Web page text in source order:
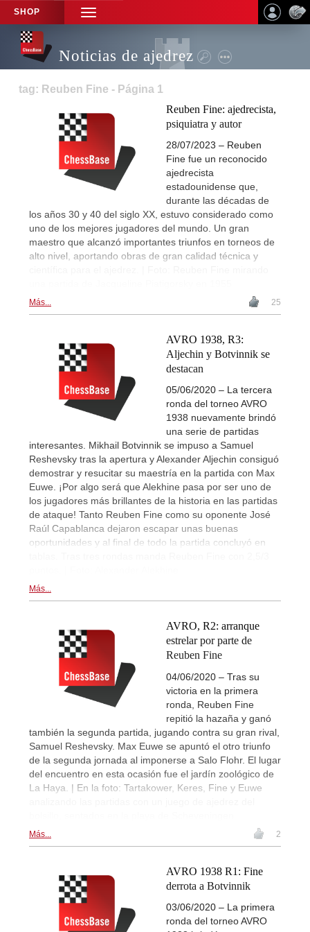
SHOP
TOGGLE
NAVIGATION
Noticias de ajedrez
tag: Reuben Fine - Página 1
Reuben Fine: ajedrecista,
psiquiatra y autor
28/07/2023 – Reuben
Fine fue un reconocido
ajedrecista
estadounidense que,
durante las décadas de
los años 30 y 40 del siglo XX, estuvo considerado como
uno de los mejores jugadores del mundo. Un gran
maestro que alcanzó importantes triunfos en torneos de
alto nivel, aportando obras de gran calidad técnica y
Más... 25
AVRO 1938, R3:
Aljechin y Botvinnik se
destacan
05/06/2020 – La tercera
ronda del torneo AVRO
1938 nuevamente brindó
una serie de partidas
interesantes. Mikhail Botvinnik se impuso a Samuel
Reshevsky tras la apertura y Alexander Aljechin consiguó
demostrar y resucitar su maestría en la partida con Max
Euwe. ¡Por algo será que Alekhine pasa por ser uno de
los jugadores más brillantes de la historia en las partidas
de ataque! Tanto Reuben Fine como su oponente José
Raúl Capablanca dejaron escapar unas buenas
oportunidades y al final de todo la partida concluyó en
Más...
AVRO, R2: arranque
estrelar por parte de
Reuben Fine
04/06/2020 – Tras su
victoria en la primera
ronda, Reuben Fine
repitió la hazaña y ganó
también la segunda partida, jugando contra su gran rival,
Samuel Reshevsky. Max Euwe se apuntó el otro triunfo
de la segunda jornada al imponerse a Salo Flohr. El lugar
del encuentro en esta ocasión fue el jardín zoológico de
La Haya. | En la foto: Tartakower, Keres, Fine y Euwe
Más... 2
AVRO 1938 R1: Fine
derrota a Botvinnik
03/06/2020 – La primera
ronda del torneo AVRO